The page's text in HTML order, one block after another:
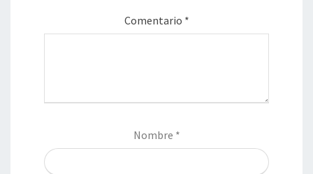
Comentario *
Nombre *